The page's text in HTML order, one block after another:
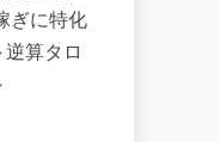
ぎに特化
算タロ